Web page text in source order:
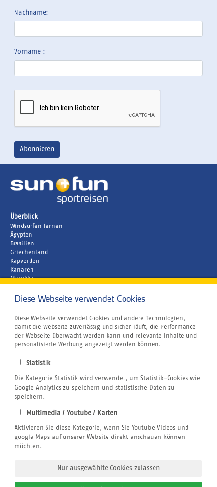
Zuletzt
besucht
Nachname:
Vorname :
Überblick
Windsurfen lernen
Ägypten
Brasilien
Griechenland
Kapverden
Kanaren
Marokko
Unternehmen
Atmosfair CO2 Kompensation
Airline Blacklist
Bildnachweis
Centrum für Reisemedizin
Jobs
Kitesurfen
SUP
Tauchen
Wingfoilen
Rechtliches
AGB
Datenschutzerklärung
Diese Webseite verwendet Cookies
Diese Webseite verwendet Cookies und andere Technologien,
damit die Webseite zuverlässig und sicher läuft, die Performance
der Webseite überwacht werden kann und relevante Inhalte und
personalisierte Werbung angezeigt werden können.
Statistik
Die Kategorie Statistik wird verwendet, um Statistik-Cookies wie
Google Analytics zu speichern und statistische Daten zu
speichern.
Multimedia / Youtube / Karten
Aktivieren Sie diese Kategorie, wenn Sie Youtube Videos und
google Maps auf unserer Website direkt anschauen können
möchten.
Nur ausgewählte Cookies zulassen